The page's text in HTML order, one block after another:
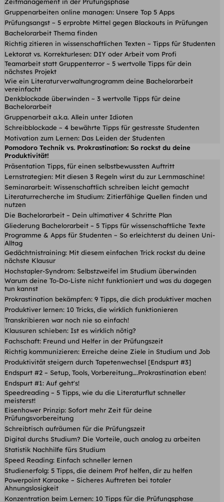
Zeitmanagement in der Prüfungsphase
Gruppenarbeiten online managen: Unsere Top 5 Apps
Prüfungsangst ~ 5 erprobte Mittel gegen Blackouts in Prüfungen
Bachelorarbeit Thema finden
Richtig zitieren in wissenschaftlichen Texten ~ Tipps für Studenten
Lektorat vs. Korrekturlesen: DIY oder Arbeit vom Profi
Teamarbeit statt Gruppenterror ~ 5 wertvolle Tipps für dein
nächstes Projekt
Wie ein Literaturverwaltungrogramm deine Bachelorarbeit
vereinfacht
Denkblockade überwinden ~ 3 wertvolle Tipps für deine
Bachelorarbeit
Gruppenarbeit a.k.a. Allein unter Idioten
Schreibblockade ~ 4 bewährte Tipps für gestresste Studenten
Motivation zum Lernen: Das Leiden der Studenten
Pomodoro Technik vs. Prokrastination: So rockst du deine
Produktivität!
Präsentation Tipps, für einen selbstbewussten Auftritt
Lernstrategien: Mit diesen 3 Regeln wirst du zur Lernmaschine!
Seminararbeit: Wissenschaftlich schreiben leicht gemacht
Literaturrecherche im Studium: Zitierfähige Quellen finden und
nutzen
Die Bachelorarbeit – Dein ultimativer 4 Schritte Plan
Gliederung Bachelorarbeit – 5 Tipps für wissenschaftliche Texte
Programme & Apps für Studenten ~ So erleichterst du deinen Uni-
Alltag
Gedächtnistraining: Mit diesem einfachen Trick rockst du deine
nächste Klausur
Hochstapler-Syndrom: Selbstzweifel im Studium überwinden
Warum deine To-Do-Liste nicht funktioniert und was du dagegen
tun kannst
Prokrastination bekämpfen: 9 Tipps, die dich produktiver machen
Produktiver lernen: 10 Tricks, die wirklich funktionieren
Transkribieren war noch nie so einfach!
Klausuren schieben: Ist es wirklich nötig?
Fachschaft: Freund und Helfer in der Prüfungszeit
Richtig kommunizieren: Erreiche deine Ziele in Studium und Job
Produktivität steigern durch Tapetenwechsel [Endspurt #3]
Endspurt #2 – Setup, Tools, Vorbereitung….Prokrastination eben!
Endspurt #1: Auf geht's!
Speedreading – 5 Tipps, wie du die Literaturflut schneller
meisterst!
Eisenhower Prinzip: Sofort mehr Zeit für deine
Prüfungsvorbereitung
Schreibtisch aufräumen für die Prüfungszeit
Digital durchs Studium? Die Vorteile, auch analog zu arbeiten
Statistik Nachhilfe fürs Studium
Speed Reading: Einfach schneller lernen
Studienerfolg: 5 Tipps, die deinem Prof helfen, dir zu helfen
Powerpoint Karaoke – Sicheres Auftreten bei totaler
Ahnungslosigkeit
Konzentration beim Lernen: 10 Tipps für die Prüfungsphase